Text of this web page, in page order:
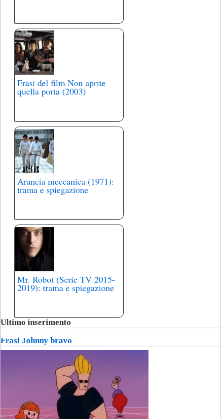
Frasi del film Non aprite
quella porta (2003)
Arancia meccanica (1971):
trama e spiegazione
Mr. Robot (Serie TV 2015-
2019): trama e spiegazione
Ultimo inserimento
Frasi Johnny bravo